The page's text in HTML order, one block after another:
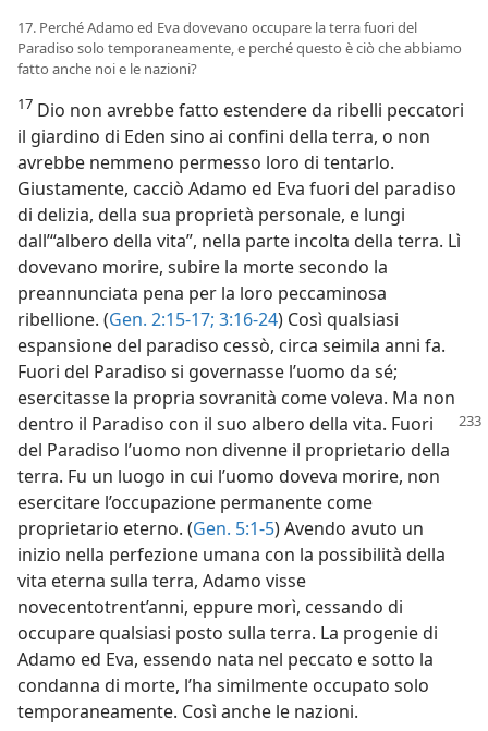
17. Perché Adamo ed Eva dovevano occupare la terra fuori del
Paradiso solo temporaneamente, e perché questo è ciò che abbiamo
fatto anche noi e le nazioni?
17 Dio non avrebbe fatto estendere da ribelli peccatori
il giardino di Eden sino ai confini della terra, o non
avrebbe nemmeno permesso loro di tentarlo.
Giustamente, cacciò Adamo ed Eva fuori del paradiso
di delizia, della sua proprietà personale, e lungi
dall’“albero della vita”, nella parte incolta della terra. Lì
dovevano morire, subire la morte secondo la
preannunciata pena per la loro peccaminosa
ribellione. (Gen. 2:15-17; 3:16-24) Così qualsiasi
espansione del paradiso cessò, circa seimila anni fa.
Fuori del Paradiso si governasse l’uomo da sé;
esercitasse la propria sovranità come voleva. Ma non
dentro il Paradiso con il suo albero della vita. Fuori
del Paradiso l’uomo non divenne il proprietario della
terra. Fu un luogo in cui l’uomo doveva morire, non
esercitare l’occupazione permanente come
proprietario eterno. (Gen. 5:1-5) Avendo avuto un
inizio nella perfezione umana con la possibilità della
vita eterna sulla terra, Adamo visse
novecentotrent’anni, eppure morì, cessando di
occupare qualsiasi posto sulla terra. La progenie di
Adamo ed Eva, essendo nata nel peccato e sotto la
condanna di morte, l’ha similmente occupato solo
temporaneamente. Così anche le nazioni.